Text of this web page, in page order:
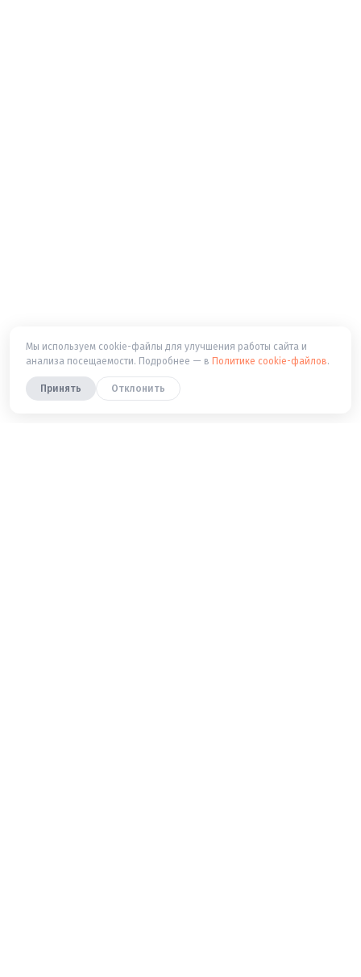
Мы используем cookie-файлы для улучшения работы сайта и
анализа посещаемости. Подробнее — в Политике cookie-файлов.
Принять Отклонить